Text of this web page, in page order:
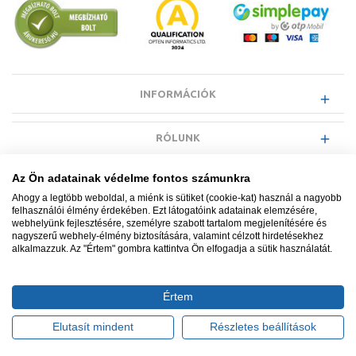
elemtartó könnyen felnyitható, ami lehetővé teszi a 2db
1.5 Vos AA típusú alkáli elem szükség szerinti cseréjét.
INFORMÁCIÓK
RÓLUNK
EGYÉB INFORMÁCIÓK
VÁSÁRLÓI INFORMÁCIÓK
Minden jog fenntartva. © Adatkezelés nyilvántartási száma NAIH-
Ügyfélszolgálat: +36 1 700 3500
Az Ön adatainak védelme fontos számunkra
Ahogy a legtöbb weboldal, a miénk is sütiket (cookie-kat) használ a nagyobb
felhasználói élmény érdekében. Ezt látogatóink adatainak elemzésére,
webhelyünk fejlesztésére, személyre szabott tartalom megjelenítésére és
nagyszerű webhely-élmény biztosítására, valamint célzott hirdetésekhez
alkalmazzuk. Az "Értem" gombra kattintva Ön elfogadja a sütik használatát.
Értem
Elutasít mindent Részletes beállítások